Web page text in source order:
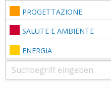
PROGETTAZIONE
SALUTE E AMBIENTE
ENERGIA